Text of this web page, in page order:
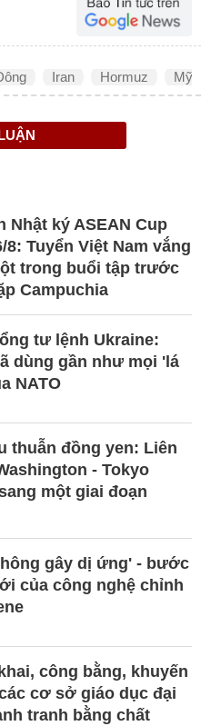
Iran Hormuz Mỹ
Nhật ký ASEAN Cup
8: Tuyển Việt Nam vắng
trong buổi tập trước
Campuchia
tư lệnh Ukraine:
dùng gần như mọi 'lá
NATO
thuẫn đồng yen: Liên
- Tokyo
một giai đoạn
gây dị ứng' - bước
của công nghệ chỉnh
công bằng, khuyến
cơ sở giáo dục đại
tranh bằng chất